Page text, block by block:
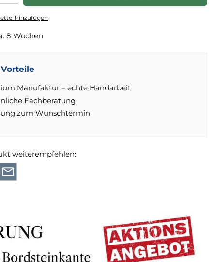
hinzufügen
8 Wochen
Manufaktur – echte Handarbeit
Fachberatung
zum Wunschtermin
weiterempfehlen: